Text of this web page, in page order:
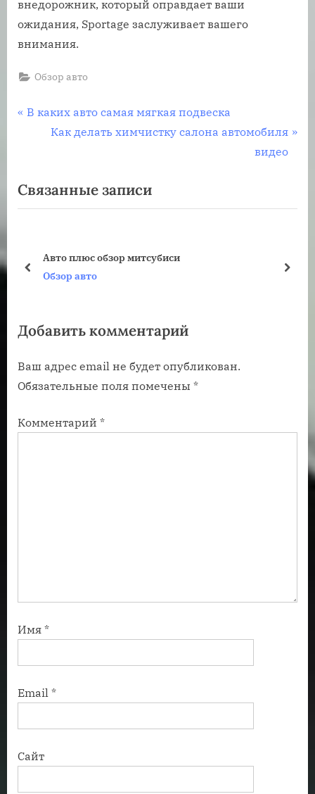
внедорожник, который оправдает ваши
ожидания, Sportage заслуживает вашего
внимания.
Обзор авто
Навигация
П
ы
д
а
а
и
с
:
В каких авто самая мягкая подвеска
С
д
у
а
и
с
:
Как делать химчистку салона автомобиля
видео
Связанные записи
Авто плюс обзор митсубиси
Обзор авто
пред
Добавить комментарий
Ваш адрес email не будет опубликован.
Обязательные поля помечены *
Комментарий *
Имя *
Email *
Сайт